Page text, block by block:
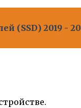
(SSD) 2019 -